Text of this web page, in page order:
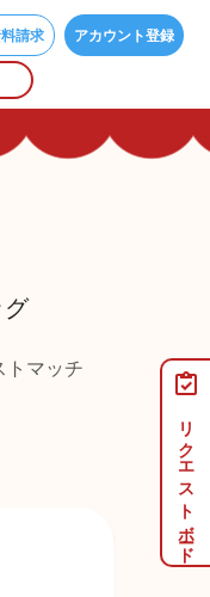
請求 アカウント登録
トマッチ
リクエストボード